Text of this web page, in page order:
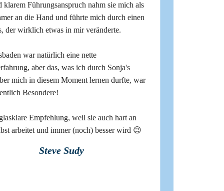
klarem Führungsanspruch nahm sie mich als
an die Hand und führte mich durch einen
der wirklich etwas in mir veränderte.
war natürlich eine nette
aber das, was ich durch Sonja's
mich in diesem Moment lernen durfte, war
Besondere!
Empfehlung, weil sie auch hart an
arbeitet und immer (noch) besser wird 😉
Steve Sudy